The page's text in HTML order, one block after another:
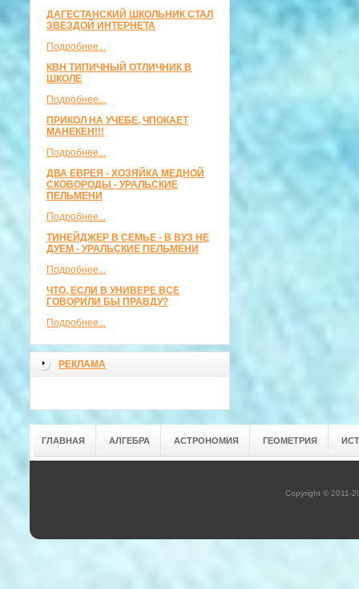
ДАГЕСТАНСКИЙ ШКОЛЬНИК СТАЛ
ЗВЕЗДОЙ ИНТЕРНЕТА
Подробнее...
КВН ТИПИЧНЫЙ ОТЛИЧНИК В
ШКОЛЕ
Подробнее...
ПРИКОЛ НА УЧЕБЕ, ЧПОКАЕТ
МАНЕКЕН!!!
Подробнее...
ДВА ЕВРЕЯ - ХОЗЯЙКА МЕДНОЙ
СКОВОРОДЫ - УРАЛЬСКИЕ
ПЕЛЬМЕНИ
Подробнее...
ТИНЕЙДЖЕР В СЕМЬЕ - В ВУЗ НЕ
ДУЕМ - УРАЛЬСКИЕ ПЕЛЬМЕНИ
Подробнее...
ЧТО, ЕСЛИ В УНИВЕРЕ ВСЕ
ГОВОРИЛИ БЫ ПРАВДУ?
Подробнее...
РЕКЛАМА
ГЛАВНАЯ АЛГЕБРА АСТРОНОМИЯ ГЕОМЕТРИЯ
Copyright © 2011-